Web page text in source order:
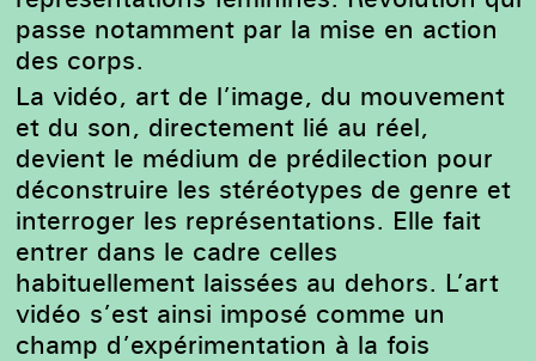
passe notamment par la mise en action
des corps.
La vidéo, art de l’image, du mouvement
et du son, directement lié au réel,
devient le médium de prédilection pour
déconstruire les stéréotypes de genre et
interroger les représentations. Elle fait
entrer dans le cadre celles
habituellement laissées au dehors. L’art
vidéo s’est ainsi imposé comme un
champ d’expérimentation à la fois